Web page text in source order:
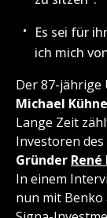
Es sei für
ich mich
Der 87-jährige
Michael Kühne
Lange Zeit
Investoren
Gründer René
In einem
nun mit Benko